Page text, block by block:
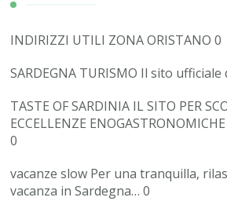
INDIRIZZI UTILI ZONA ORISTANO 0
SARDEGNA TURISMO Il sito ufficiale
TASTE OF SARDINIA IL SITO PER
ECCELLENZE
0
vacanze slow Per una tranquilla,
vacanza in Sardegna… 0